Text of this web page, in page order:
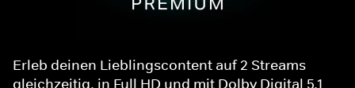
Erleb deinen Lieblingscontent auf 2 Streams
gleichzeitig, in Full HD und mit Dolby Digital 5.1